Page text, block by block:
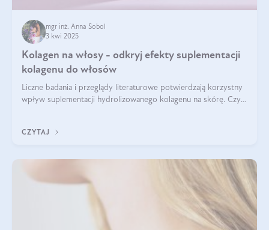
mgr inż. Anna Sobol
3 kwi 2025
Kolagen na włosy - odkryj efekty suplementacji
kolagenu do włosów
Liczne badania i przeglądy literaturowe potwierdzają korzystny
wpływ suplementacji hydrolizowanego kolagenu na skórę. Czy
CZYTAJ